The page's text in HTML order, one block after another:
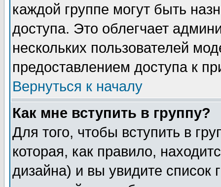
каждой группе могут быть
доступа. Это облегчает
нескольких пользователей
предоставлением доступа к
Вернуться к началу
Как мне вступить в группу?
Для того, чтобы вступить в
которая, как правило,
дизайна) и вы увидите список